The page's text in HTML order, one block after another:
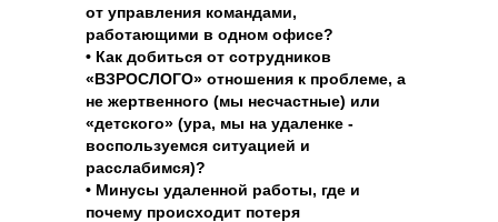
от управления командами,
работающими в одном офисе?
• Как добиться от сотрудников
«ВЗРОСЛОГО» отношения к проблеме, а
не жертвенного (мы несчастные) или
«детского» (ура, мы на удаленке -
воспользуемся ситуацией и
расслабимся)?
• Минусы удаленной работы, где и
почему происходит потеря